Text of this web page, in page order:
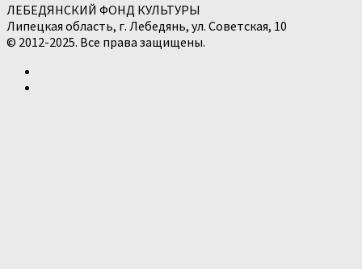
ЛЕБЕДЯНСКИЙ ФОНД КУЛЬТУРЫ
Липецкая область, г. Лебедянь, ул. Советская, 10
© 2012-2025. Все права защищены.